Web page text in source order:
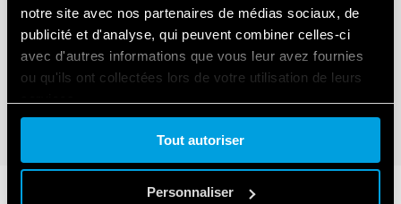
notre site avec nos partenaires de médias sociaux, de
publicité et d'analyse, qui peuvent combiner celles-ci
avec d'autres informations que vous leur avez fournies
ou qu'ils ont collectées lors de votre utilisation de leurs
Tout autoriser
Personnaliser
Bobine AC ou DC
Fourni avec module de présence tension et
protection bobine
DÉTAILS